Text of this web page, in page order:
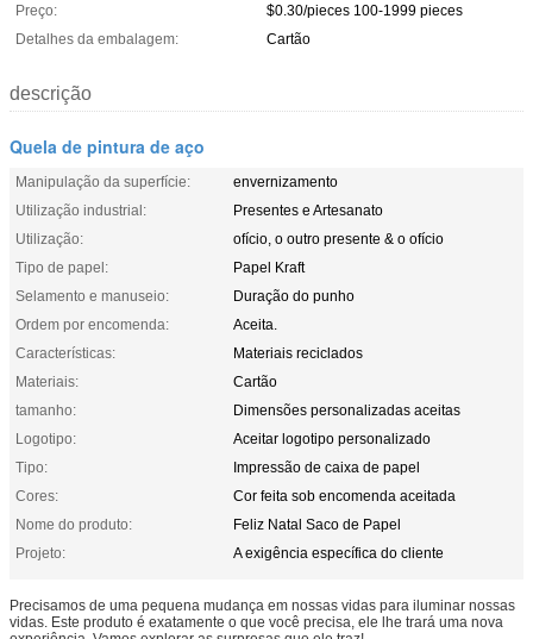
Preço:
$0.30/pieces 100-1999 pieces
Detalhes da embalagem:
Cartão
descrição
Quela de pintura de aço
Manipulação da superfície:
envernizamento
Utilização industrial:
Presentes e Artesanato
Utilização:
ofício, o outro presente & o ofício
Tipo de papel:
Papel Kraft
Selamento e manuseio:
Duração do punho
Ordem por encomenda:
Aceita.
Características:
Materiais reciclados
Materiais:
Cartão
tamanho:
Dimensões personalizadas aceitas
Logotipo:
Aceitar logotipo personalizado
Tipo:
Impressão de caixa de papel
Cores:
Cor feita sob encomenda aceitada
Nome do produto:
Feliz Natal Saco de Papel
Projeto:
A exigência específica do cliente
Precisamos de uma pequena mudança em nossas vidas para iluminar nossas
vidas. Este produto é exatamente o que você precisa, ele lhe trará uma nova